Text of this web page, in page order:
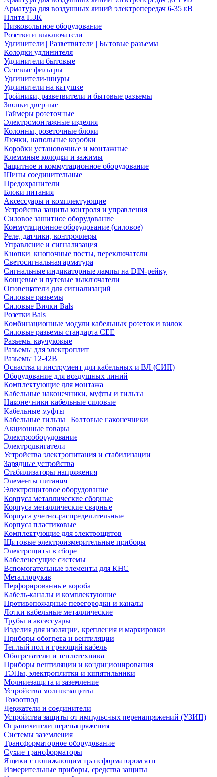
Арматура для воздушных линий электропередач 6-35 кВ
Плита ПЗК
Низковольтное оборудование
Розетки и выключатели
Удлинители | Разветвители | Бытовые разъемы
Колодки удлинителя
Удлинители бытовые
Сетевые фильтры
Удлинители-шнуры
Удлинители на катушке
Тройники, разветвители и бытовые разъемы
Звонки дверные
Таймеры розеточные
Электромонтажные изделия
Колонны, розеточные блоки
Лючки, напольные коробки
Коробки установочные и монтажные
Клеммные колодки и зажимы
Защитное и коммутационное оборудование
Шины соединительные
Предохранители
Блоки питания
Аксессуары и комплектующие
Устройства защиты контроля и управления
Силовое защитное оборудование
Коммутационное оборудование (силовое)
Реле, датчики, контроллеры
Управление и сигнализация
Кнопки, кнопочные посты, переключатели
Светосигнальная арматура
Сигнальные индикаторные лампы на DIN-рейку
Концевые и путевые выключатели
Оповещатели для сигнализаций
Силовые разъемы
Силовые Вилки Bals
Розетки Bals
Комбинационные модули кабельных розеток и вилок
Силовые разъемы стандарта CEE
Разъемы каучуковые
Разъемы для электроплит
Разъемы 12-42В
Оснастка и инструмент для кабельных и ВЛ (СИП)
Оборудование для воздушных линий
Комплектующие для монтажа
Кабельные наконечники, муфты и гильзы
Наконечники кабельные силовые
Кабельные муфты
Кабельные гильзы | Болтовые наконечники
Акционные товары
Электрооборудование
Электродвигатели
Устройства электропитания и стабилизации
Зарядные устройства
Стабилизаторы напряжения
Элементы питания
Электрощитовое оборудование
Корпуса металлические сборные
Корпуса металлические сварные
Корпуса учетно-распределительные
Корпуса пластиковые
Комплектующие для электрощитов
Щитовые электроизмерительные приборы
Электрощиты в сборе
Кабеленесущие системы
Вспомогательные элементы для КНС
Металлорукав
Перфорированные короба
Кабель-каналы и комплектующие
Противопожарные перегородки и каналы
Лотки кабельные металлические
Трубы и аксессуары
Изделия для изоляции, крепления и маркировки
Приборы обогрева и вентиляции
Теплый пол и греющий кабель
Обогреватели и теплотехника
Приборы вентиляции и кондиционирования
ТЭНы, электроплитки и кипятильники
Молниезащита и заземление
Устройства молниезащиты
Токоотвод
Держатели и соединители
Устройства защиты от импульсных перенапряжений (УЗИП)
Ограничители перенапряжения
Системы заземления
Трансформаторное оборудование
Сухие трансформаторы
Ящики с понижающим трансформатором ятп
Измерительные приборы, средства защиты